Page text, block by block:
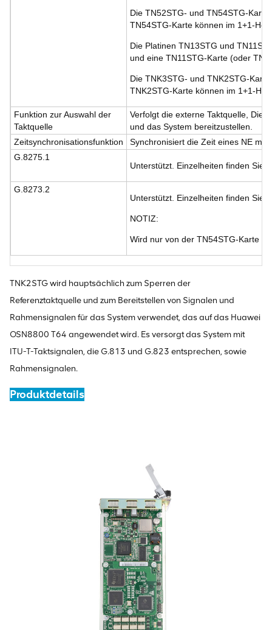
Die TN52STG- und TN54STG-
TN54STG-Karte können im 1+1-
Die Platinen TN13STG und
und eine TN11STG-Karte (oder
Die TNK3STG- und TNK2STG-
TNK2STG-Karte können im 1+1-
Funktion zur Auswahl der
Taktquelle
Verfolgt die externe Taktquelle,
und das System bereitzustellen.
Zeitsynchronisationsfunktion
Synchronisiert die Zeit eines NE mit
G.8275.1
Unterstützt. Einzelheiten finden Sie
G.8273.2
Unterstützt. Einzelheiten finden Sie
NOTIZ:
Wird nur von der TN54STG-Karte
TNK2STG wird hauptsächlich zum Sperren der
Referenztaktquelle und zum Bereitstellen von Signalen und
Rahmensignalen für das System verwendet, das auf das Huawei
OSN8800 T64 angewendet wird. Es versorgt das System mit
ITU-T-Taktsignalen, die G.813 und G.823 entsprechen, sowie
Rahmensignalen.
Produktdetails